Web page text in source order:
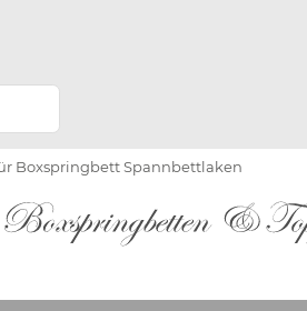
Boxspringbett Spannbettlaken